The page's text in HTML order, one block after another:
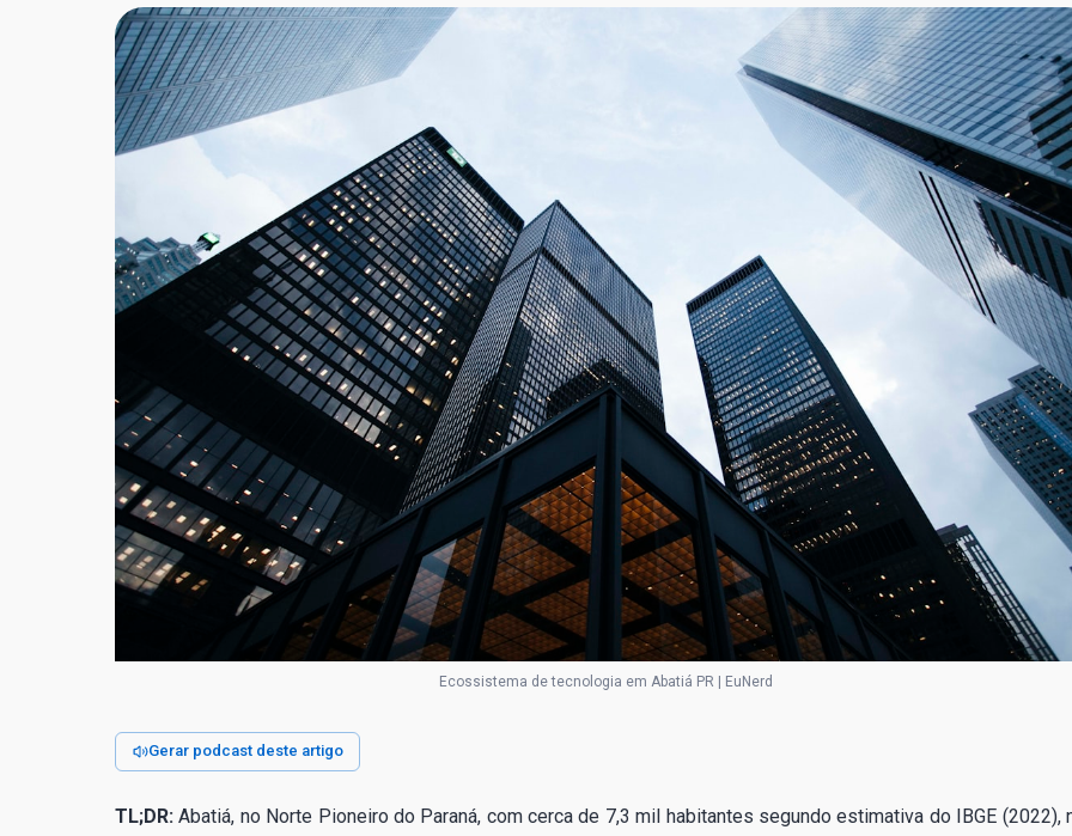
Ecossistema de tecnologia em Abatiá PR | EuNerd
Gerar podcast deste artigo
TL;DR: Abatiá, no Norte Pioneiro do Paraná, com cerca de 7,3 mil habitantes segundo estimativa do IBGE (2022),